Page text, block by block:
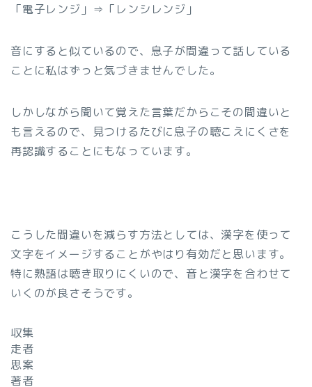
「電子レンジ」⇒「レンシレンジ」
音にすると似ているので、息子が間違って話している
ことに私はずっと気づきませんでした。
しかしながら聞いて覚えた言葉だからこその間違いと
も言えるので、見つけるたびに息子の聴こえにくさを
再認識することにもなっています。
こうした間違いを減らす方法としては、漢字を使って
文字をイメージすることがやはり有効だと思います。
特に熟語は聴き取りにくいので、音と漢字を合わせて
いくのが良さそうです。
収集
走者
思案
著者